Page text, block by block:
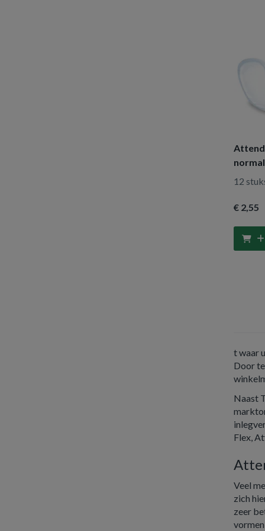
normal
12
€ 2,55
t waar
Door
Naast
Flex,
Veel
zich
zeer